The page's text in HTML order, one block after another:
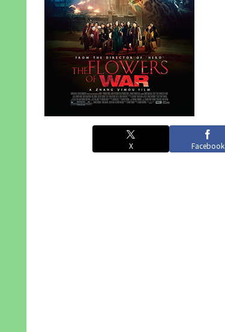
X Facebook